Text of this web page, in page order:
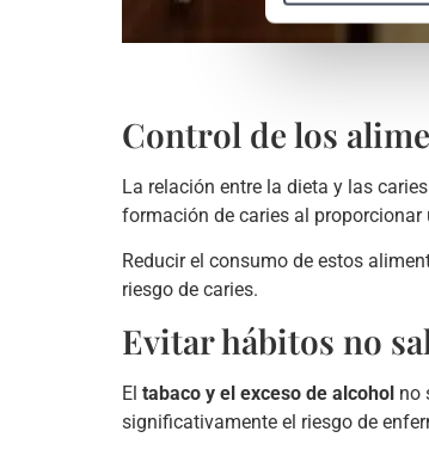
Control de los
La relación entre la dieta y las
formación de caries al
Reducir el consumo de estos
riesgo de caries.
Evitar hábitos no
El tabaco y el exceso de alcohol no
significativamente el riesgo de